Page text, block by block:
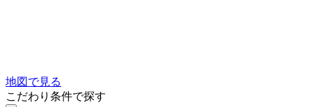
地図で見る
こだわり条件で探す